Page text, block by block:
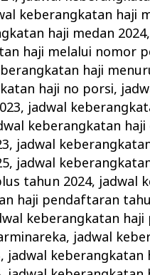
keberangkatan haji
haji medan 2024,
haji melalui nomor
haji
haji no porsi,
, jadwal
keberangkatan
, jadwal
, jadwal
tahun 2024, jadwal
haji pendaftaran
keberangkatan
, jadwal
, jadwal keberangkatan